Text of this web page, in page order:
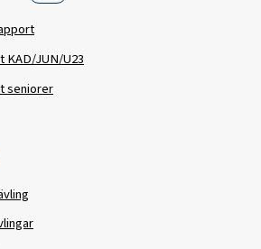
KAD/JUN/U23
seniorer